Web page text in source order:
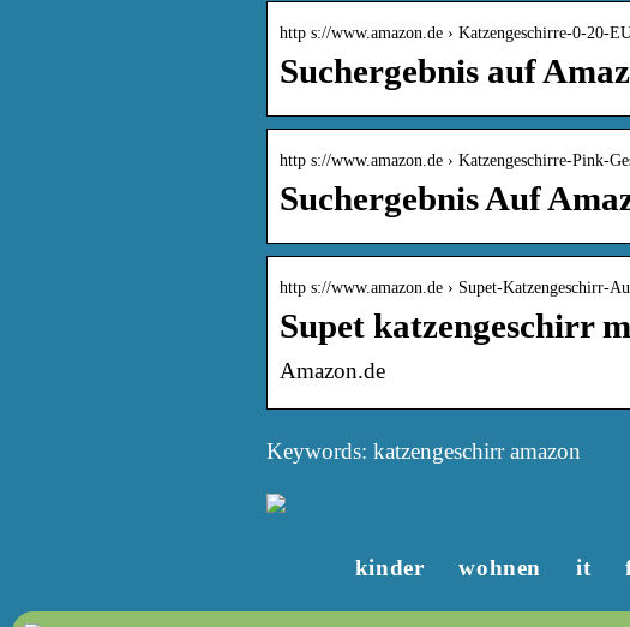
http s://www.amazon.de › Katzengeschirre-0-20-
Suchergebnis auf
http s://www.amazon.de › Katzengeschirre-Pink-
Suchergebnis Auf
http s://www.amazon.de › Supet-Katzengeschirr-
Supet katzengeschirr
Amazon.de
Keywords: katzengeschirr amazon
kinder wohnen it